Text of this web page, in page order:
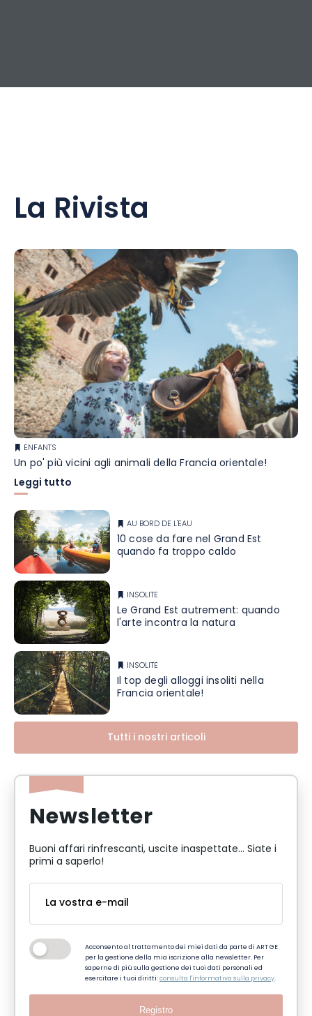
La Rivista
ENFANTS
Un po' più vicini agli animali della Francia orientale!
Leggi tutto
AU BORD DE L'EAU
10 cose da fare nel Grand Est
quando fa troppo caldo
INSOLITE
Le Grand Est autrement: quando
l'arte incontra la natura
INSOLITE
Il top degli alloggi insoliti nella
Francia orientale!
Tutti i nostri articoli
Newsletter
Buoni affari rinfrescanti, uscite inaspettate... Siate i
primi a saperlo!
Acconsento al trattamento dei miei dati da parte di ART GE
per la gestione della mia iscrizione alla newsletter. Per
saperne di più sulla gestione dei tuoi dati personali ed
esercitare i tuoi diritti:consulta l'informativa sulla privacy.
Registro